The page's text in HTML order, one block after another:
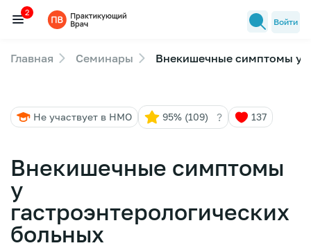
Семинары
Лекторы
2
Войти
Главная Семинары Внекишечные симптомы у
Не участвует в НМО 95% (109) ? 137
Внекишечные симптомы
у
гастроэнтерологических
больных